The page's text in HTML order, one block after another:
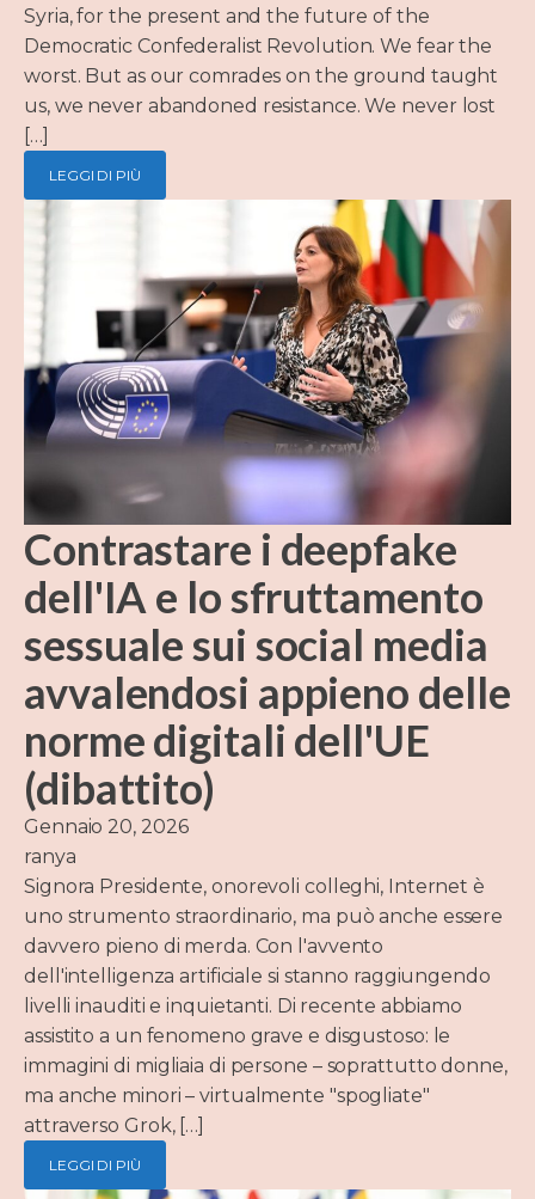
Syria, for the present and the future of the
Democratic Confederalist Revolution. We fear the
worst. But as our comrades on the ground taught
us, we never abandoned resistance. We never lost
[…]
LEGGI DI PIÙ
Contrastare i deepfake
dell'IA e lo sfruttamento
sessuale sui social media
avvalendosi appieno delle
norme digitali dell'UE
(dibattito)
Gennaio 20, 2026
ranya
Signora Presidente, onorevoli colleghi, Internet è
uno strumento straordinario, ma può anche essere
davvero pieno di merda. Con l'avvento
dell'intelligenza artificiale si stanno raggiungendo
livelli inauditi e inquietanti. Di recente abbiamo
assistito a un fenomeno grave e disgustoso: le
immagini di migliaia di persone – soprattutto donne,
ma anche minori – virtualmente "spogliate"
attraverso Grok, […]
LEGGI DI PIÙ